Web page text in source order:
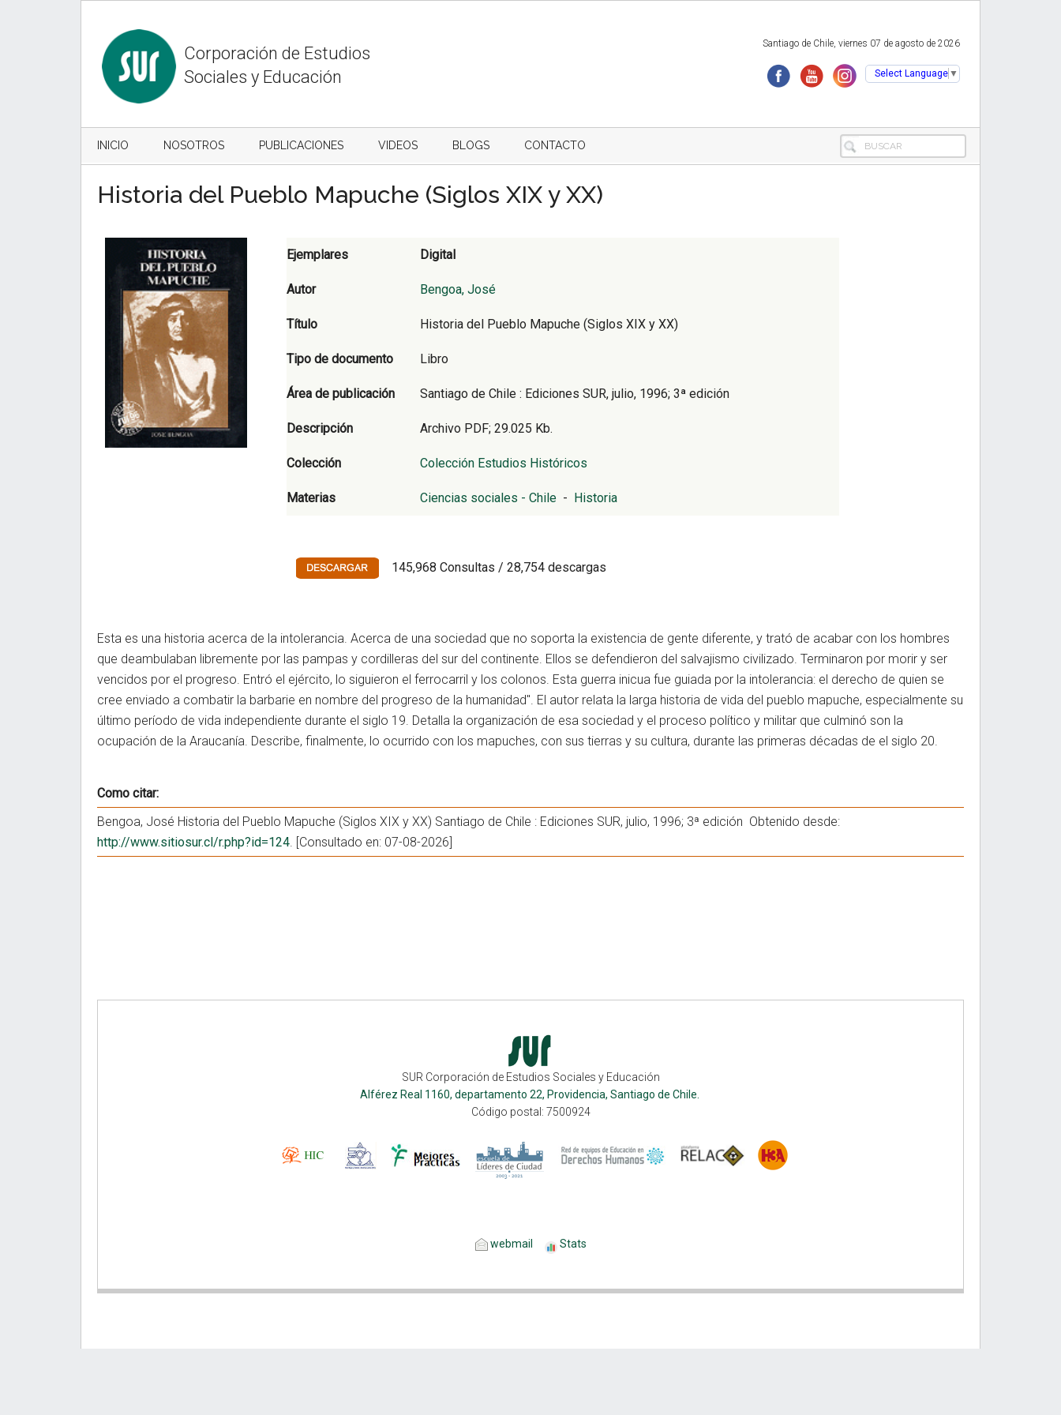
Corporación de Estudios
Sociales y Educación
Santiago de Chile, viernes 07 de agosto de 2026
Select Language ▼
INICIO NOSOTROS PUBLICACIONES VIDEOS BLOGS CONTACTO BUSCAR
Historia del Pueblo Mapuche (Siglos XIX y XX)
Ejemplares Digital
Autor Bengoa, José
Título Historia del Pueblo Mapuche (Siglos XIX y XX)
Tipo de documento Libro
Área de publicación Santiago de Chile : Ediciones SUR, julio, 1996; 3ª edición
Descripción Archivo PDF; 29.025 Kb.
Colección Colección Estudios Históricos
Materias Ciencias sociales - Chile - Historia
145,968 Consultas / 28,754 descargas
Esta es una historia acerca de la intolerancia. Acerca de una sociedad que no soporta la existencia de gente diferente, y trató de acabar con los hombres
que deambulaban libremente por las pampas y cordilleras del sur del continente. Ellos se defendieron del salvajismo civilizado. Terminaron por morir y ser
vencidos por el progreso. Entró el ejército, lo siguieron el ferrocarril y los colonos. Esta guerra inicua fue guiada por la intolerancia: el derecho de quien se
cree enviado a combatir la barbarie en nombre del progreso de la humanidad". El autor relata la larga historia de vida del pueblo mapuche, especialmente su
último período de vida independiente durante el siglo 19. Detalla la organización de esa sociedad y el proceso político y militar que culminó son la
ocupación de la Araucanía. Describe, finalmente, lo ocurrido con los mapuches, con sus tierras y su cultura, durante las primeras décadas de el siglo 20.
Como citar:
Bengoa, José Historia del Pueblo Mapuche (Siglos XIX y XX) Santiago de Chile : Ediciones SUR, julio, 1996; 3ª edición Obtenido desde:
http://www.sitiosur.cl/r.php?id=124. [Consultado en: 07-08-2026]
SUR Corporación de Estudios Sociales y Educación
Alférez Real 1160, departamento 22, Providencia, Santiago de Chile.
Código postal: 7500924
webmail Stats